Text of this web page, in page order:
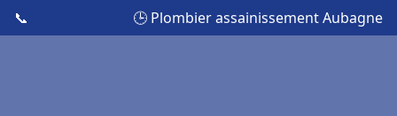
📞 🕒 Plombier assainissement Aubagne